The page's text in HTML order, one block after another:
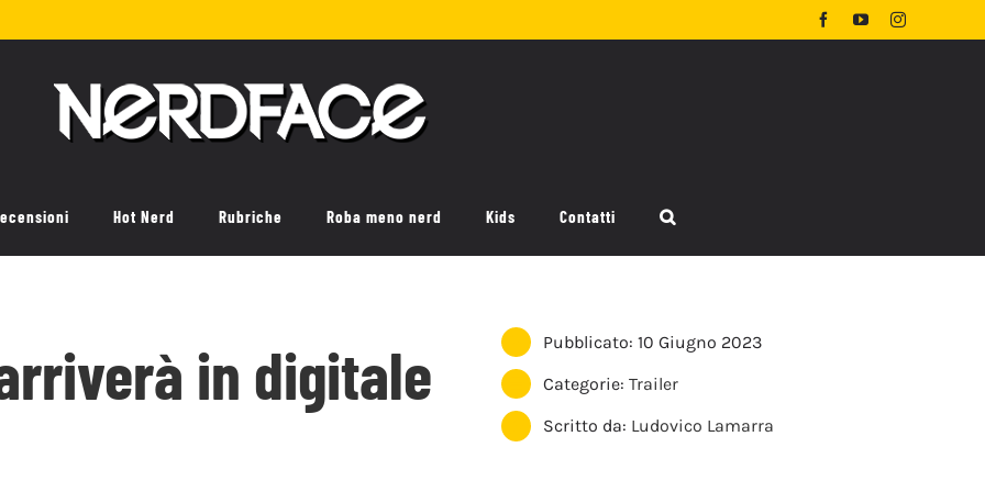
FacebookYouTubeInstagram
Hot Nerd Rubriche Roba meno nerd Kids Contatti
in digitale
Pubblicato: 10 Giugno 2023
Categorie:Trailer
Scritto da: Ludovico Lamarra